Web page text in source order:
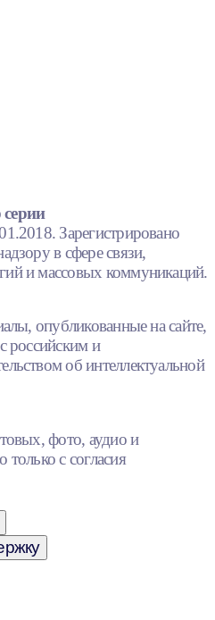
Зарегистрировано
в сфере связи,
и массовых коммуникаций.
опубликованные на сайте,
российским и
об интеллектуальной
фото, аудио и
с согласия